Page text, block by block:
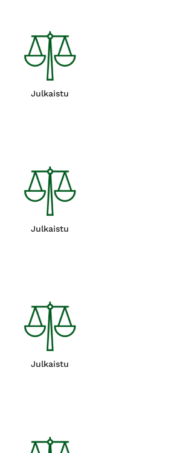
Julkaistu
Julkaistu
Julkaistu